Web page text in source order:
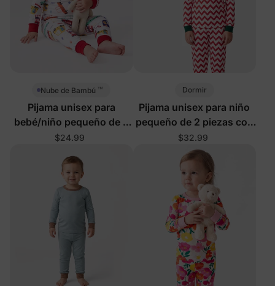
Nube de Bambú ™
Pijama unisex para
bebé/niño pequeño de 2
piezas con vehículos
$24.99
Dormir
Pijama unisex para niño
pequeño de 2 piezas con
bloques de color
navideños
$32.99